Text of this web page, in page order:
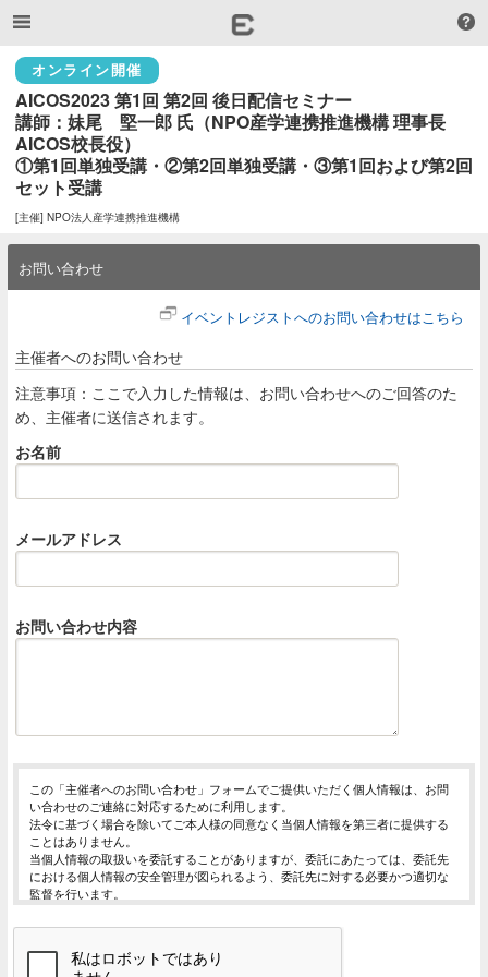
オンライン開催
AICOS2023 第1回 第2回 後日配信セミナー
講師：妹尾　堅一郎 氏（NPO産学連携推進機構 理事長
AICOS校長役）
①第1回単独受講・②第2回単独受講・③第1回および第2回
セット受講
[主催] NPO法人産学連携推進機構
お問い合わせ
イベントレジストへのお問い合わせはこちら
主催者へのお問い合わせ
注意事項：ここで入力した情報は、お問い合わせへのご回答のた
め、主催者に送信されます。
お名前
メールアドレス
お問い合わせ内容
この「主催者へのお問い合わせ」フォームでご提供いただく個人情報は、お問
い合わせのご連絡に対応するために利用します。
法令に基づく場合を除いてご本人様の同意なく当個人情報を第三者に提供する
ことはありません。
当個人情報の取扱いを委託することがありますが、委託にあたっては、委託先
における個人情報の安全管理が図られるよう、委託先に対する必要かつ適切な
監督を行います。
止・消去および第三者への提供の停止（「開示等」といいます。）を受け付け
開示等の求めは、以下の「個人情報苦情及び相談窓口」で受け付けます。